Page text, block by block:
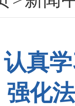
真
强化